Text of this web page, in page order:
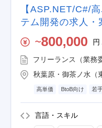
【ASP.NET/C#/
テム開発の求人・
〜800,000 円
フリーランス（業務
秋葉原・御茶ノ水（
高単価 BtoB向け 若
言語・スキル